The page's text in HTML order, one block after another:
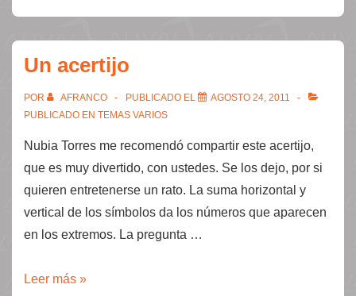
regresión
a
la
Un acertijo
POR AFRANCO PUBLICADO EL
AGOSTO 24, 2011
PUBLICADO EN TEMAS VARIOS
Nubia Torres me recomendó compartir este acertijo,
que es muy divertido, con ustedes. Se los dejo, por si
quieren entretenerse un rato. La suma horizontal y
vertical de los símbolos da los números que aparecen
en los extremos. La pregunta …
Un
Leer más »